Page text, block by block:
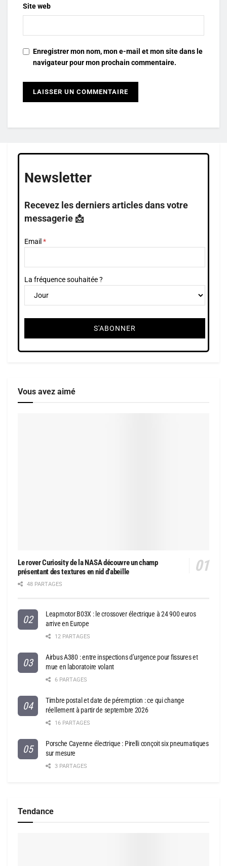
Site web
Enregistrer mon nom, mon e-mail et mon site dans le
navigateur pour mon prochain commentaire.
Newsletter
Recevez les derniers articles dans votre
messagerie 📩
Email
La fréquence souhaitée ?
Vous avez aimé
Le rover Curiosity de la NASA découvre un champ
présentant des textures en nid d’abeille
48 PARTAGES
Leapmotor B03X : le crossover électrique à 24 900 euros
arrive en Europe
12 PARTAGES
Airbus A380 : entre inspections d’urgence pour fissures et
mue en laboratoire volant
6 PARTAGES
Timbre postal et date de péremption : ce qui change
réellement à partir de septembre 2026
16 PARTAGES
Porsche Cayenne électrique : Pirelli conçoit six pneumatiques
sur mesure
3 PARTAGES
Tendance